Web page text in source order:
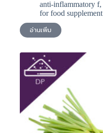
anti-inflammatory f,
for food supplement
อ่านเพิ่ม